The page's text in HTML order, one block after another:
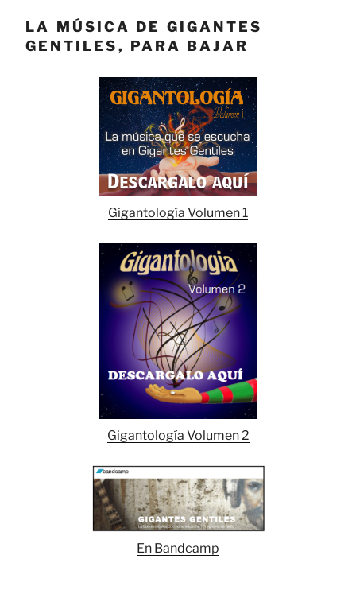
LA MÚSICA DE GIGANTES
GENTILES, PARA BAJAR
Gigantología Volumen 1
Gigantología Volumen 2
En Bandcamp